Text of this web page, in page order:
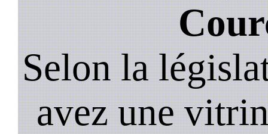
Selon la
avez une